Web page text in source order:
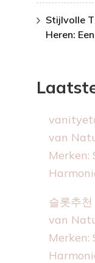
Stijlvolle
Heren:
van
Merken:
슬롯추천
van
Merken: